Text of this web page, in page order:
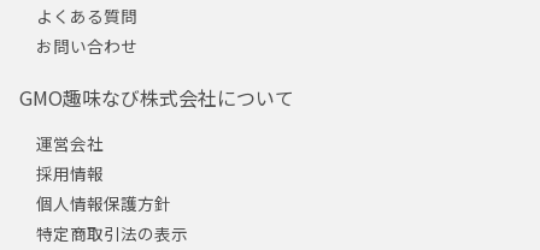
よくある質問
お問い合わせ
GMO趣味なび株式会社について
運営会社
採用情報
個人情報保護方針
特定商取引法の表示